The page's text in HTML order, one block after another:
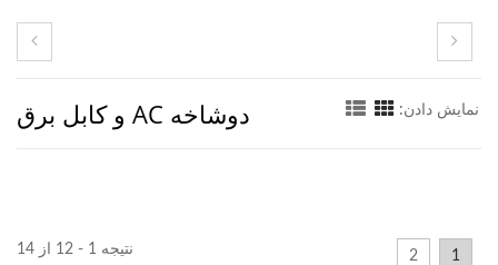
دوشاخه AC و کابل برق نمایش دادن:
نتیجه 1 - 12 از 14 1
2